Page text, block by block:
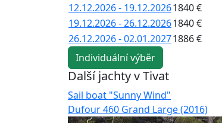
12.12.2026 - 19.12.20261840 €
19.12.2026 - 26.12.20261840 €
26.12.2026 - 02.01.20271886 €
Individuální výběr
Další jachty v Tivat
Sail boat "Sunny Wind"
Dufour 460 Grand Large (2016)